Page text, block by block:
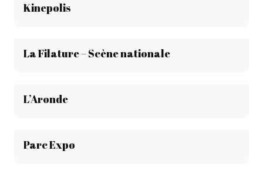
Kinepolis
La Filature – Scène nationale
L’Aronde
Parc Expo